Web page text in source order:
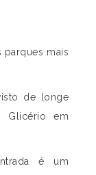
parques mais
de longe
Glicério em
é um